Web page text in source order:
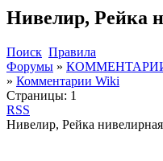
Нивелир, Рейка
Поиск Правила
Форумы »
» Комментарии Wiki
Страницы: 1
RSS
Нивелир, Рейка нивелирная